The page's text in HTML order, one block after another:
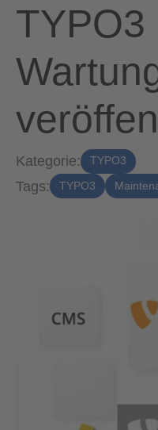
TYPO3
Kategorie: TYPO3
Tags: TYPO3